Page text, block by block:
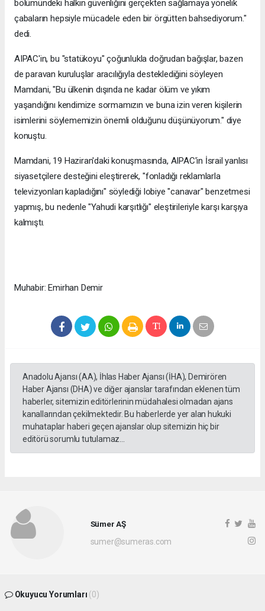
bölümündeki halkın güvenliğini gerçekten sağlamaya yönelik
çabaların hepsiyle mücadele eden bir örgütten bahsediyorum."
dedi.
AIPAC'in, bu "statükoyu" çoğunlukla doğrudan bağışlar, bazen
de paravan kuruluşlar aracılığıyla desteklediğini söyleyen
Mamdani, "Bu ülkenin dışında ne kadar ölüm ve yıkım
yaşandığını kendimize sormamızın ve buna izin veren kişilerin
isimlerini söylememizin önemli olduğunu düşünüyorum." diye
konuştu.
Mamdani, 19 Haziran'daki konuşmasında, AIPAC'in İsrail yanlısı
siyasetçilere desteğini eleştirerek, "fonladığı reklamlarla
televizyonları kapladığını" söylediği lobiye "canavar" benzetmesi
yapmış, bu nedenle "Yahudi karşıtlığı" eleştirileriyle karşı karşıya
kalmıştı.
Muhabir: Emirhan Demir
Anadolu Ajansı (AA), İhlas Haber Ajansı (İHA), Demirören
Haber Ajansı (DHA) ve diğer ajanslar tarafından eklenen tüm
haberler, sitemizin editörlerinin müdahalesi olmadan ajans
kanallarından çekilmektedir. Bu haberlerde yer alan hukuki
muhataplar haberi geçen ajanslar olup sitemizin hiç bir
editörü sorumlu tutulamaz...
Sümer AŞ
sumer@sumeras.com
Okuyucu Yorumları (0)